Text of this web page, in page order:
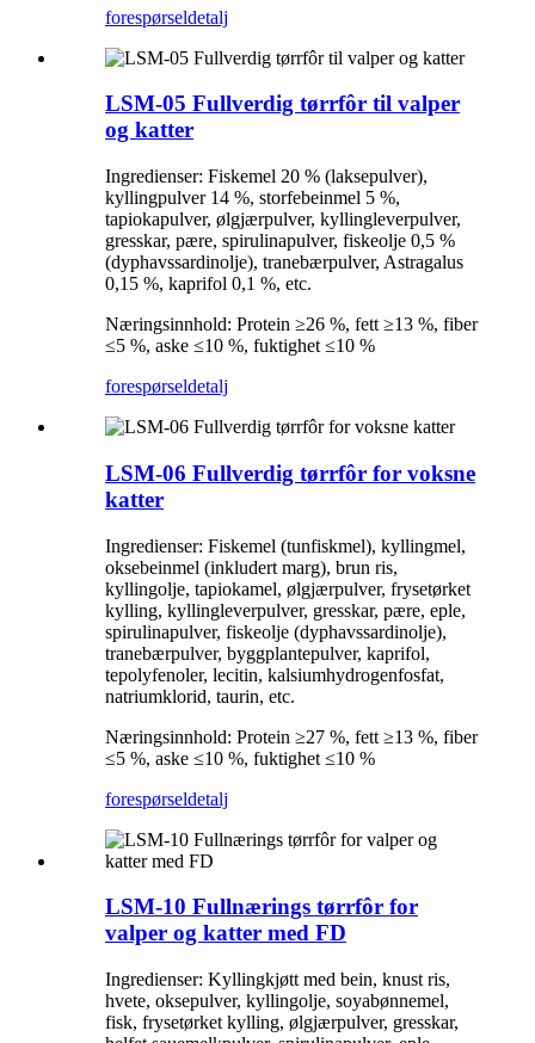
forespørseldetalj
LSM-05 Fullverdig tørrfôr til valper
og katter
Ingredienser: Fiskemel 20 % (laksepulver),
kyllingpulver 14 %, storfebeinmel 5 %,
tapiokapulver, ølgjærpulver, kyllingleverpulver,
gresskar, pære, spirulinapulver, fiskeolje 0,5 %
(dyphavssardinolje), tranebærpulver, Astragalus
0,15 %, kaprifol 0,1 %, etc.
Næringsinnhold: Protein ≥26 %, fett ≥13 %, fiber
≤5 %, aske ≤10 %, fuktighet ≤10 %
forespørseldetalj
LSM-06 Fullverdig tørrfôr for voksne
katter
Ingredienser: Fiskemel (tunfiskmel), kyllingmel,
oksebeinmel (inkludert marg), brun ris,
kyllingolje, tapiokamel, ølgjærpulver, frysetørket
kylling, kyllingleverpulver, gresskar, pære, eple,
spirulinapulver, fiskeolje (dyphavssardinolje),
tranebærpulver, byggplantepulver, kaprifol,
tepolyfenoler, lecitin, kalsiumhydrogenfosfat,
natriumklorid, taurin, etc.
Næringsinnhold: Protein ≥27 %, fett ≥13 %, fiber
≤5 %, aske ≤10 %, fuktighet ≤10 %
forespørseldetalj
LSM-10 Fullnærings tørrfôr for
valper og katter med FD
Ingredienser: Kyllingkjøtt med bein, knust ris,
hvete, oksepulver, kyllingolje, soyabønnemel,
fisk, frysetørket kylling, ølgjærpulver, gresskar,